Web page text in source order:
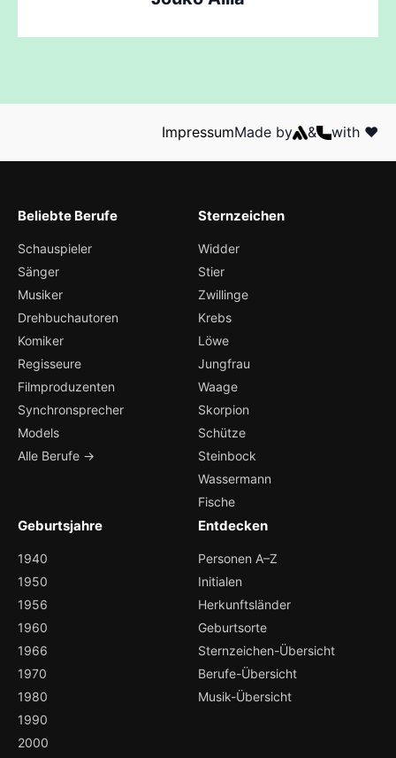
ImpressumMade by & with ❤️
Beliebte Berufe
Schauspieler
Sänger
Musiker
Drehbuchautoren
Komiker
Regisseure
Filmproduzenten
Synchronsprecher
Models
Alle Berufe →
Sternzeichen
Widder
Stier
Zwillinge
Krebs
Löwe
Jungfrau
Waage
Skorpion
Schütze
Steinbock
Wassermann
Fische
Geburtsjahre
1940
1950
1956
1960
1966
1970
1980
1990
2000
Entdecken
Personen A–Z
Initialen
Herkunftsländer
Geburtsorte
Sternzeichen-Übersicht
Berufe-Übersicht
Musik-Übersicht